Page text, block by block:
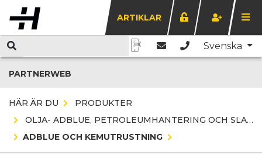
ARTIKLAR
Svenska
PARTNERWEB
HÄR ÄR DU
PRODUKTER
OLJA- ADBLUE, PETROLEUMHANTERING OCH SLANGVINDOR
ADBLUE OCH KEMUTRUSTNING